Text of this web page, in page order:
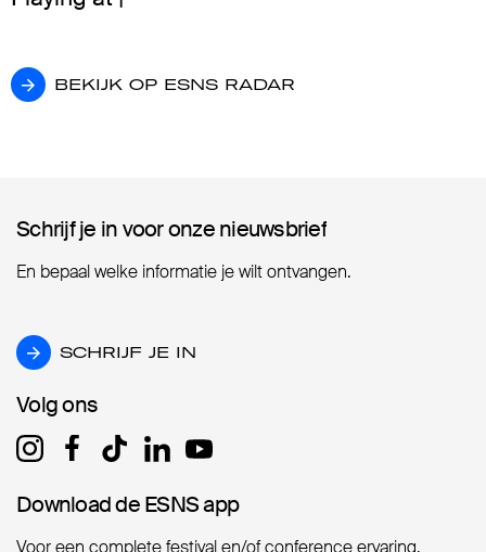
BEKIJK OP ESNS RADAR
BEKIJK OP ESNS RADAR
Schrijf je in voor onze nieuwsbrief
Schrijf je in voor onze nieuwsbrief
En bepaal welke informatie je wilt ontvangen.
SCHRIJF JE IN
SCHRIJF JE IN
Volg ons
Volg ons
Download de ESNS app
Download de ESNS app
Voor een complete festival en/of conference ervaring.